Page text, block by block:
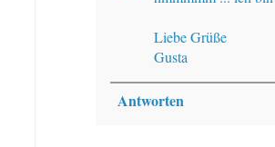
Liebe Grüße
Gusta
Antworten